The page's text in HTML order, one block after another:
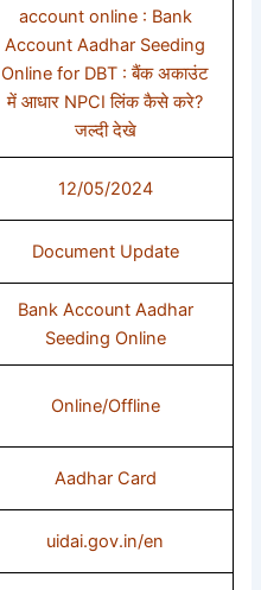
account online : Bank
Account Aadhar Seeding
Online for DBT : बैंक अकाउंट
में आधार NPCI लिंक कैसे करे?
जल्दी देखे
12/05/2024
Document Update
Bank Account Aadhar
Seeding Online
Online/Offline
Aadhar Card
uidai.gov.in/en